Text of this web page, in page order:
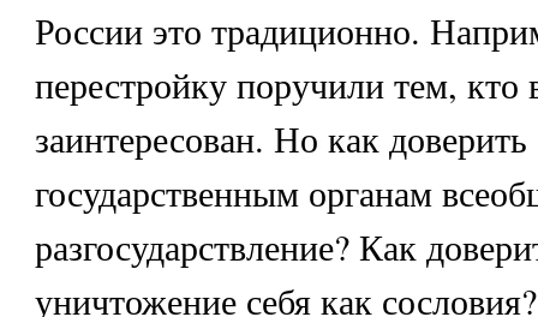
России это традиционно.
перестройку поручили тем, кто
заинтересован. Но как доверить
государственным органам
разгосударствление? Как
уничтожение себя как